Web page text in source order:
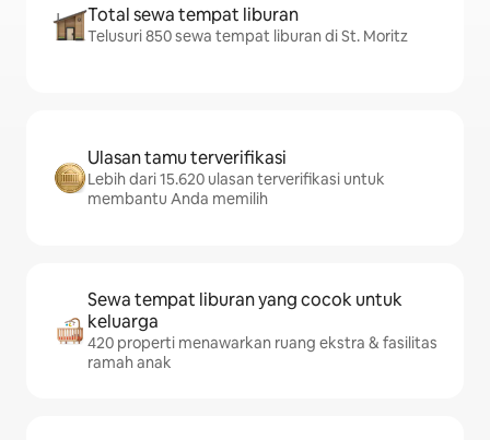
Total sewa tempat liburan
Telusuri 850 sewa tempat liburan di St. Moritz
Ulasan tamu terverifikasi
Lebih dari 15.620 ulasan terverifikasi untuk
membantu Anda memilih
Sewa tempat liburan yang cocok untuk
keluarga
420 properti menawarkan ruang ekstra & fasilitas
ramah anak